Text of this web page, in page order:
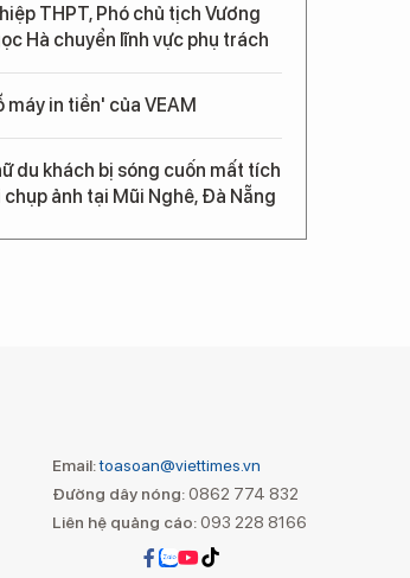
THPT, Phó chủ tịch Vương
Hà chuyển lĩnh vực phụ trách
máy in tiền' của VEAM
du khách bị sóng cuốn mất tích
chụp ảnh tại Mũi Nghê, Đà Nẵng
Email:toasoan@viettimes.vn
Đường dây nóng: 0862 774 832
Liên hệ quảng cáo: 093 228 8166